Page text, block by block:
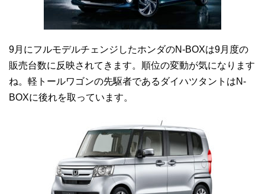
9月にフルモデルチェンジしたホンダのN-BOXは9月度の
販売台数に反映されてきます。順位の変動が気になります
ね。軽トールワゴンの先駆者であるダイハツタントはN-
BOXに後れを取っています。